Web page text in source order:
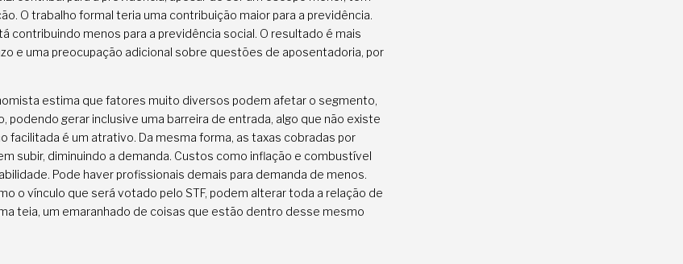
O trabalho formal teria uma contribuição maior para a previdência.
contribuindo menos para a previdência social. O resultado é mais
e uma preocupação adicional sobre questões de aposentadoria, por
estima que fatores muito diversos podem afetar o segmento,
podendo gerar inclusive uma barreira de entrada, algo que não existe
facilitada é um atrativo. Da mesma forma, as taxas cobradas por
subir, diminuindo a demanda. Custos como inflação e combustível
Pode haver profissionais demais para demanda de menos.
o vínculo que será votado pelo STF, podem alterar toda a relação de
teia, um emaranhado de coisas que estão dentro desse mesmo